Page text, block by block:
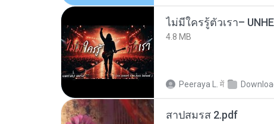
4.8 MB
Peeraya L. में
สาปสมรส 2.pdf